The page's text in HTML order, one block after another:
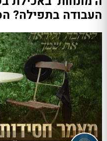
העבודה בתפילה?